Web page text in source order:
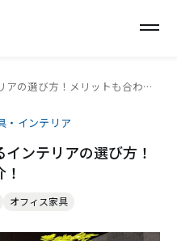
の選び方！メリットも合わせ
・インテリア
ンテリアの選び方！
オフィス家具